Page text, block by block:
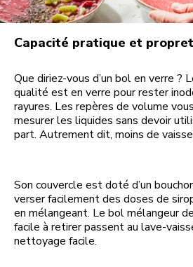
Capacité pratique et
Que diriez-vous d’un bol en verre ?
qualité est en verre pour rester
rayures. Les repères de volume
mesurer les liquides sans devoir
part. Autrement dit, moins de
Son couvercle est doté d’un
verser facilement des doses de
en mélangeant. Le bol mélangeur
facile à retirer passent au lave-
nettoyage facile.